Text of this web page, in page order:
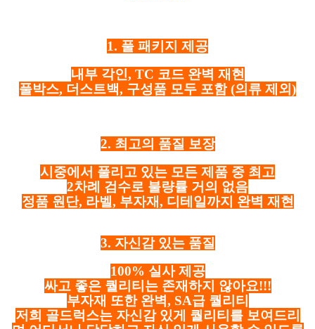
1. 풀 패키지 제공
내부 각인, TC 코드 완벽 재현
풀박스, 더스트백, 구성품 모두 포함 (의류 제외)
2. 최고의 품질 보장
시중에서 풀리고 있는 모든 제품 중 최고
2차례 검수로 불량률 거의 없음
정품 원단, 라벨, 부자재, 디테일까지 완벽 재현
3. 자신감 있는 품질
100% 실사 제공
싸고 좋은 퀄리티는 존재하지 않아요!!!
부자재 또한 완벽, SA급 퀄리티
저희 골드럭스는 자신감 있게 퀄리티를 보여드리